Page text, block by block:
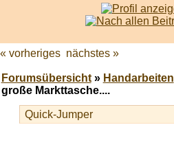
« vorheriges nächstes »
Forumsübersicht» Handarbeiten
große Markttasche....